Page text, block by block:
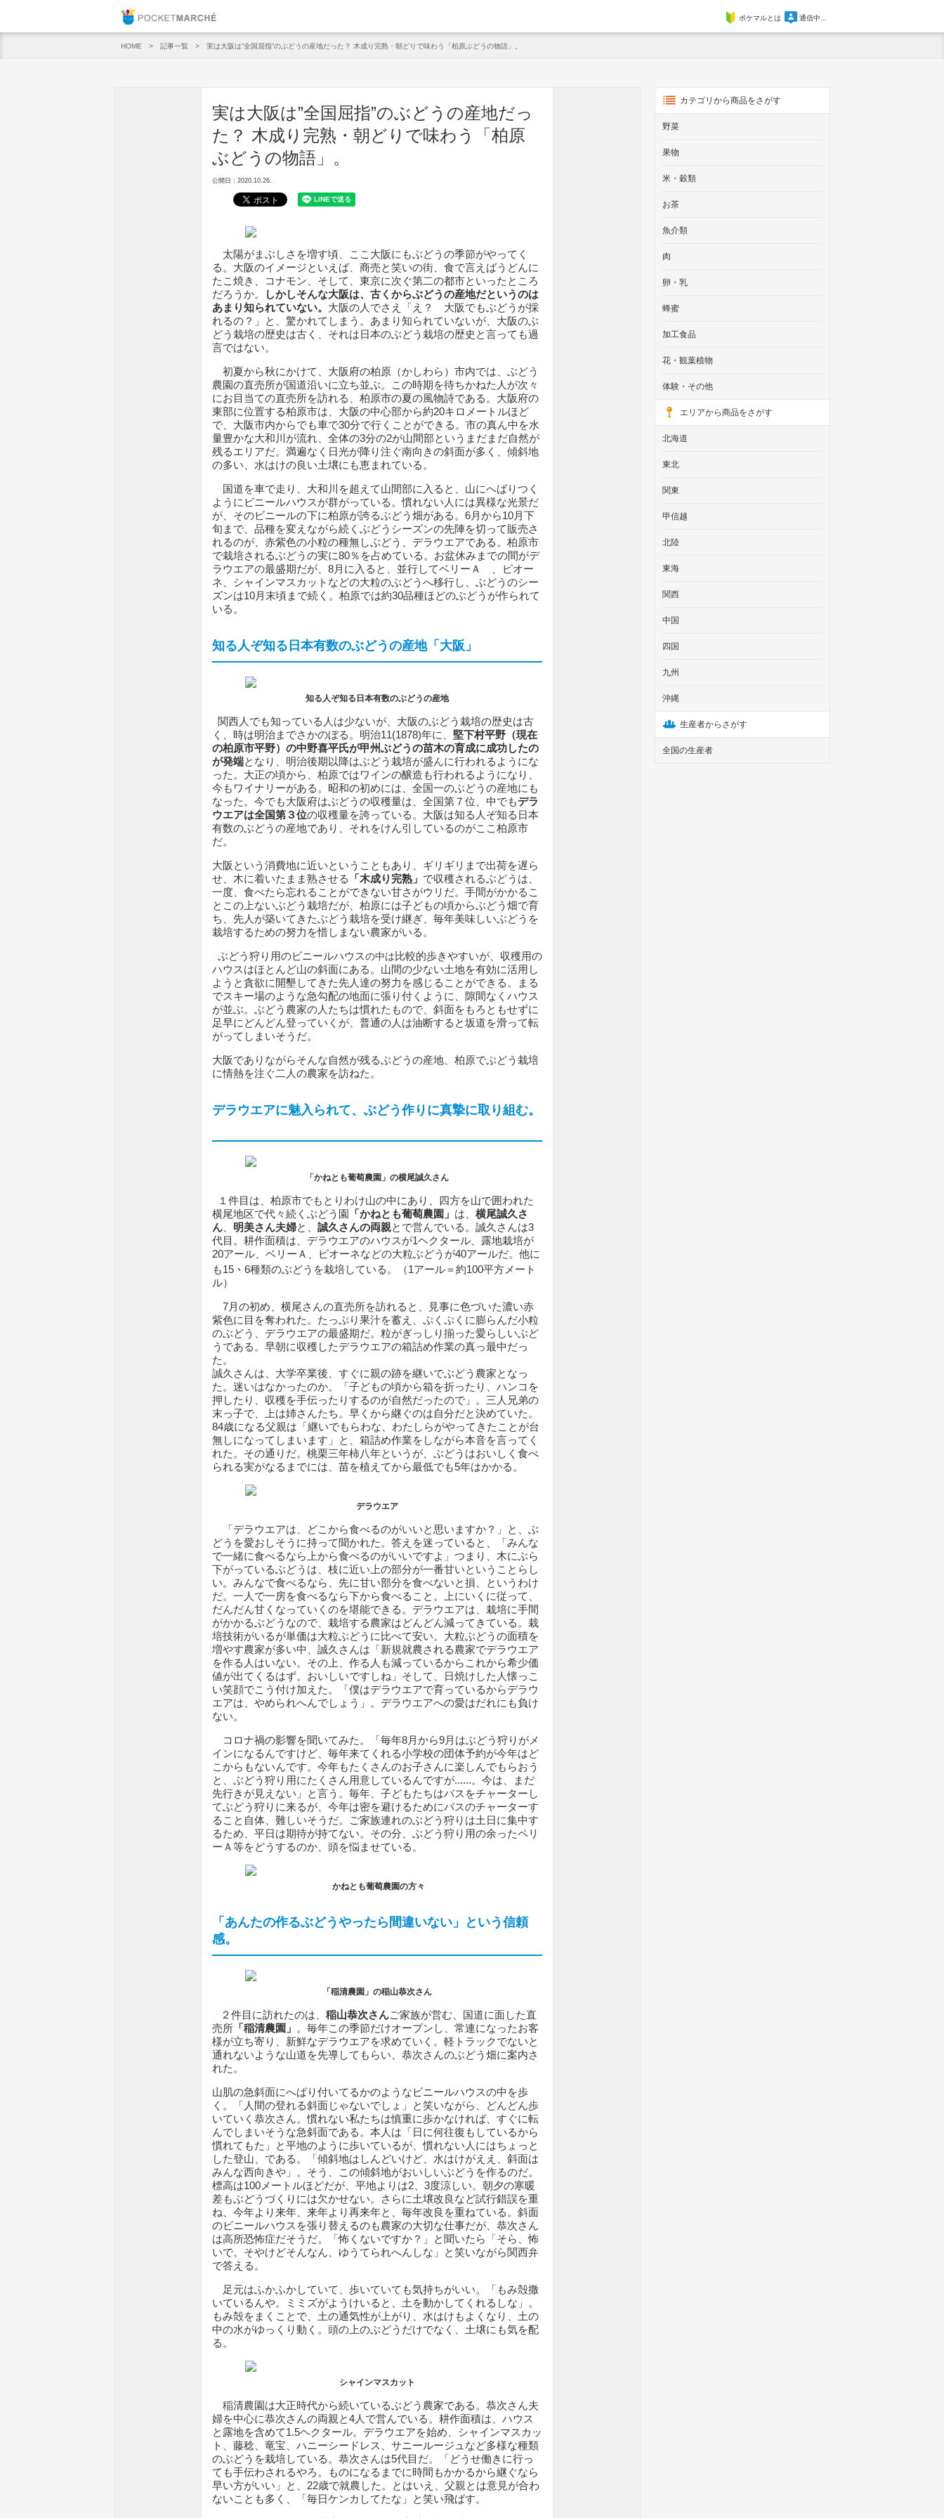
ポケマルとは 通信中...
HOME 記事一覧 実は大阪は”全国屈指”のぶどうの産地だった？ 木成り完熟・朝どりで味わう「柏原ぶどうの物語」。
実は大阪は”全国屈指”のぶどうの産地だっ
た？ 木成り完熟・朝どりで味わう「柏原
ぶどうの物語」。
公開日：2020.10.26.
太陽がまぶしさを増す頃、ここ大阪にもぶどうの季節がやってく
る。大阪のイメージといえば、商売と笑いの街、食で言えばうどんに
たこ焼き、コナモン、そして、東京に次ぐ第二の都市といったところ
だろうか。
しかしそんな大阪は、古くからぶどうの産地だというのは
あまり知られていない。 大阪の人でさえ「え？ 大阪でもぶどうが採
れるの？」と、驚かれてしまう。あまり知られていないが、大阪のぶ
どう栽培の歴史は古く、それは日本のぶどう栽培の歴史と言っても過
言ではない。
初夏から秋にかけて、大阪府の柏原（かしわら）市内では、ぶどう
農園の直売所が国道沿いに立ち並ぶ。この時期を待ちかねた人が次々
にお目当ての直売所を訪れる、柏原市の夏の風物詩である。大阪府の
東部に位置する柏原市は、大阪の中心部から約20キロメートルほど
で、大阪市内からでも車で30分で行くことができる。市の真ん中を水
量豊かな大和川が流れ、全体の3分の2が山間部というまだまだ自然が
残るエリアだ。満遍なく日光が降り注ぐ南向きの斜面が多く、傾斜地
の多い、水はけの良い土壌にも恵まれている。
国道を車で走り、大和川を超えて山間部に入ると、山にへばりつく
ようにビニールハウスが群がっている。慣れない人には異様な光景だ
が、そのビニールの下に柏原が誇るぶどう畑がある。6月から10月下
旬まで、品種を変えながら続くぶどうシーズンの先陣を切って販売さ
れるのが、赤紫色の小粒の種無しぶどう、デラウエアである。柏原市
で栽培されるぶどうの実に80％を占めている。お盆休みまでの間がデ
ラウエアの最盛期だが、8月に入ると、並行してベリーＡ 、ピオー
ネ、シャインマスカットなどの大粒のぶどうへ移行し、ぶどうのシー
ズンは10月末頃まで続く。柏原では約30品種ほどのぶどうが作られて
いる。
知る人ぞ知る日本有数のぶどうの産地「大阪」
知る人ぞ知る日本有数のぶどうの産地
関西人でも知っている人は少ないが、大阪のぶどう栽培の歴史は古
く、時は明治までさかのぼる。明治11(1878)年に、 堅下村平野（現在
の柏原市平野）の中野喜平氏が甲州ぶどうの苗木の育成に成功したの
が発端となり、明治後期以降はぶどう栽培が盛んに行われるようにな
った。大正の頃から、柏原ではワインの醸造も行われるようになり、
今もワイナリーがある。昭和の初めには、全国一のぶどうの産地にも
なった。今でも大阪府はぶどうの収穫量は、全国第７位、中でもデラ
ウエアは全国第３位の収穫量を誇っている。大阪は知る人ぞ知る日本
有数のぶどうの産地であり、それをけん引しているのがここ柏原市
だ。
大阪という消費地に近いということもあり、ギリギリまで出荷を遅ら
せ、木に着いたまま熟させる
「木成り完熟」 で収穫されるぶどうは、
一度、食べたら忘れることができない甘さがウリだ。手間がかかるこ
とこの上ないぶどう栽培だが、柏原には子どもの頃からぶどう畑で育
ち、先人が築いてきたぶどう栽培を受け継ぎ、毎年美味しいぶどうを
栽培するための努力を惜しまない農家がいる。
ぶどう狩り用のビニールハウスの中は比較的歩きやすいが、収穫用の
ハウスはほとんど山の斜面にある。山間の少ない土地を有効に活用し
ようと貪欲に開墾してきた先人達の努力を感じることができる。まる
でスキー場のような急勾配の地面に張り付くように、隙間なくハウス
が並ぶ。ぶどう農家の人たちは慣れたもので、斜面をもろともせずに
足早にどんどん登っていくが、普通の人は油断すると坂道を滑って転
がってしまいそうだ。
大阪でありながらそんな自然が残るぶどうの産地、柏原でぶどう栽培
に情熱を注ぐ二人の農家を訪ねた。
デラウエアに魅入られて、ぶどう作りに真摯に取り組む。
「かねとも葡萄農園」の横尾誠久さん
１件目は、柏原市でもとりわけ山の中にあり、四方を山で囲われた
横尾地区で代々続くぶどう園 「かねとも葡萄農園」 は、 横尾誠久さ
ん
明美さん夫婦と、 誠久さんの両親とで営んでいる。誠久さんは3
代目。耕作面積は、デラウエアのハウスが1ヘクタール、露地栽培が
20アール、ベリーＡ、ピオーネなどの大粒ぶどうが40アールだ。他に
も15 、 6種類のぶどうを栽培している。（1アール＝約100平方メート
ル）
7月の初め、横尾さんの直売所を訪れると、見事に色づいた濃い赤
紫色に目を奪われた。たっぷり果汁を蓄え、ぷくぷくに膨らんだ小粒
のぶどう、デラウエアの最盛期だ。粒がぎっしり揃った愛らしいぶど
うである。早朝に収穫したデラウエアの箱詰め作業の真っ最中だっ
た。
誠久さんは、大学卒業後、すぐに親の跡を継いでぶどう農家となっ
た。迷いはなかったのか。「子どもの頃から箱を折ったり、ハンコを
押したり、収穫を手伝ったりするのが自然だったので」。三人兄弟の
末っ子で、上は姉さんたち。早くから継ぐのは自分だと決めていた。
84歳になる父親は「継いでもらわな、わたしらがやってきたことが台
無しになってしまいます」と、箱詰め作業をしながら本音を言ってく
れた。その通りだ。桃栗三年柿八年というが、ぶどうはおいしく食べ
られる実がなるまでには、苗を植えてから最低でも5年はかかる。
デラウエア
「デラウエアは、どこから食べるのがいいと思いますか？」と、ぶ
どうを愛おしそうに持って聞かれた。答えを迷っていると、「みんな
で一緒に食べるなら上から食べるのがいいですよ」つまり、木にぶら
下がっているぶどうは、枝に近い上の部分が一番甘いということらし
い。みんなで食べるなら、先に甘い部分を食べないと損、というわけ
だ。一人で一房を食べるなら下から食べること。上にいくに従って、
だんだん甘くなっていくのを堪能できる。デラウエアは、栽培に手間
がかかるぶどうなので、栽培する農家はどんどん減ってきている。栽
培技術がいるが単価は大粒ぶどうに比べて安い。大粒ぶどうの面積を
増やす農家が多い中、誠久さんは「新規就農される農家でデラウエア
を作る人はいない。その上、作る人も減っているからこれから希少価
値が出てくるはず。おいしいですしね」そして、日焼けした人懐っこ
い笑顔でこう付け加えた。「僕はデラウエアで育っているからデラウ
エアは、やめられへんでしょう」。デラウエアへの愛はだれにも負け
ない。
コロナ禍の影響を聞いてみた。「毎年8月から9月はぶどう狩りがメ
インになるんですけど、毎年来てくれる小学校の団体予約が今年はど
こからもないんです。今年もたくさんのお子さんに楽しんでもらおう
と、ぶどう狩り用にたくさん用意しているんですが......。今は、まだ
先行きが見えない」と言う。毎年、子どもたちはバスをチャーターし
てぶどう狩りに来るが、今年は密を避けるためにバスのチャーターす
ること自体、難しいそうだ。ご家族連れのぶどう狩りは土日に集中す
るため、平日は期待が持てない。その分、ぶどう狩り用の余ったペリ
ーＡ等をどうするのか、頭を悩ませている。
かねとも葡萄農園の方々
「あんたの作るぶどうやったら間違いない」という信頼
感。
「稲清農園」の稲山恭次さん
２件目に訪れたのは、 稲山恭次さんご家族が営む、国道に面した直
売所 「稲清農園」 。毎年この季節だけオープンし、常連になったお客
様が立ち寄り、新鮮なデラウエアを求めていく。軽トラックでないと
通れないような山道を先導してもらい、恭次さんのぶどう畑に案内さ
れた。
山肌の急斜面にへばり付いてるかのようなビニールハウスの中を歩
く。「人間の登れる斜面じゃないでしょ」と笑いながら、どんどん歩
いていく恭次さん。慣れない私たちは慎重に歩かなければ、すぐに転
んでしまいそうな急斜面である。本人は「日に何往復もしているから
慣れてもた」と平地のように歩いているが、慣れない人にはちょっと
した登山、である。「傾斜地はしんどいけど、水はけがええ、斜面は
みんな西向きや」。そう、この傾斜地がおいしいぶどうを作るのだ。
標高は100メートルほどだが、平地よりは2、3度涼しい。朝夕の寒暖
差もぶどうづくりには欠かせない。さらに土壌改良など試行錯誤を重
ね、今年より来年、来年より再来年と、毎年改良を重ねている。斜面
のビニールハウスを張り替えるのも農家の大切な仕事だが、恭次さん
は高所恐怖症だそうだ。「怖くないですか？」と聞いたら「そら、怖
いで。そやけどそんなん、ゆうてられへんしな」と笑いながら関西弁
で答える。
足元はふかふかしていて、歩いていても気持ちがいい。「もみ殻撒
いているんや。ミミズがようけいると、土を動かしてくれるしな」。
もみ殻をまくことで、土の通気性が上がり、水はけもよくなり、土の
中の水がゆっくり動く。頭の上のぶどうだけでなく、土壌にも気を配
る。
シャインマスカット
稲清農園は大正時代から続いているぶどう農家である。恭次さん夫
婦を中心に恭次さんの両親と4人で営んでいる。耕作面積は、ハウス
と露地を含めて1.5ヘクタール。デラウエアを始め、シャインマスカッ
ト、藤稔、竜宝、ハニーシードレス、サニールージュなど多様な種類
のぶどうを栽培している。恭次さんは5代目だ。「どうせ働きに行っ
ても手伝わされるやろ。ものになるまでに時間もかかるから継ぐなら
早い方がいい」と、22歳で就農した。とはいえ、父親とは意見が合わ
ないことも多く、「毎日ケンカしてたな」と笑い飛ばす。
カテゴリから商品をさがす
野菜
果物
米・穀類
お茶
魚介類
肉
卵・乳
蜂蜜
加工食品
花・観葉植物
体験・その他
エリアから商品をさがす
北海道
東北
関東
甲信越
北陸
東海
関西
中国
四国
九州
沖縄
生産者からさがす
全国の生産者